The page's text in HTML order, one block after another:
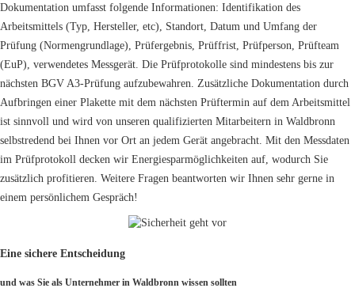
Dokumentation umfasst folgende Informationen: Identifikation des
Arbeitsmittels (Typ, Hersteller, etc), Standort, Datum und Umfang der
Prüfung (Normengrundlage), Prüfergebnis, Prüffrist, Prüfperson, Prüfteam
(EuP), verwendetes Messgerät. Die Prüfprotokolle sind mindestens bis zur
nächsten BGV A3-Prüfung aufzubewahren. Zusätzliche Dokumentation durch
Aufbringen einer Plakette mit dem nächsten Prüftermin auf dem Arbeitsmittel
ist sinnvoll und wird von unseren qualifizierten Mitarbeitern in Waldbronn
selbstredend bei Ihnen vor Ort an jedem Gerät angebracht. Mit den Messdaten
im Prüfprotokoll decken wir Energiesparmöglichkeiten auf, wodurch Sie
zusätzlich profitieren. Weitere Fragen beantworten wir Ihnen sehr gerne in
einem persönlichem Gespräch!
Eine sichere Entscheidung
und was Sie als Unternehmer in Waldbronn wissen sollten